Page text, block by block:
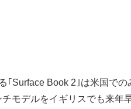
｢Surface Book 2｣は米国で
モデルをイギリスでも来年